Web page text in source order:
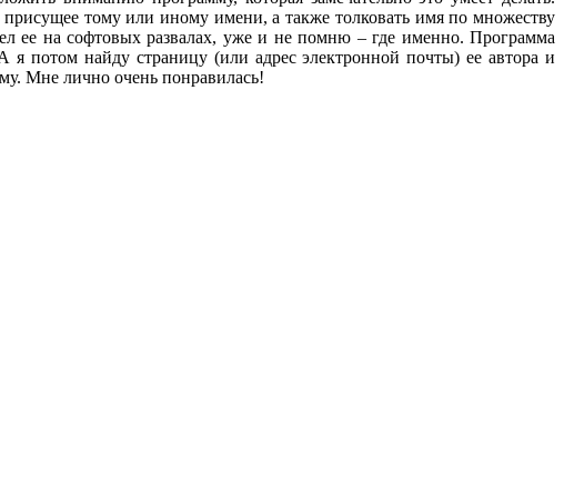
тому или иному имени, а также толковать имя по множеству
ее на софтовых развалах, уже и не помню – где именно. Программа
потом найду страницу (или адрес электронной почты) ее автора и
Мне лично очень понравилась!